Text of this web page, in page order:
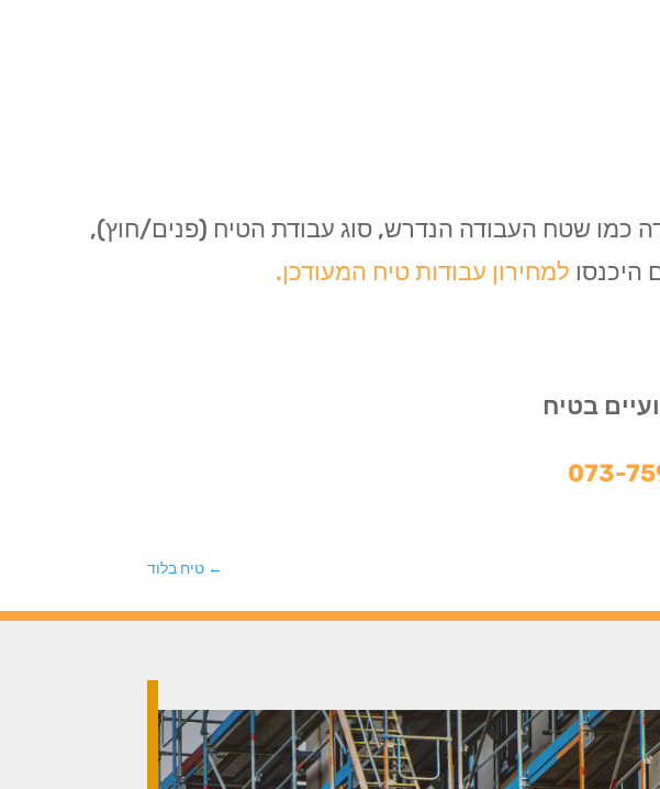
כמו שטח העבודה הנדרש, סוג עבודת הטיח (פנים/חוץ),
היכנסו למחירון עבודות טיח המעודכן.
בטיח
073-
← טיח בלוד